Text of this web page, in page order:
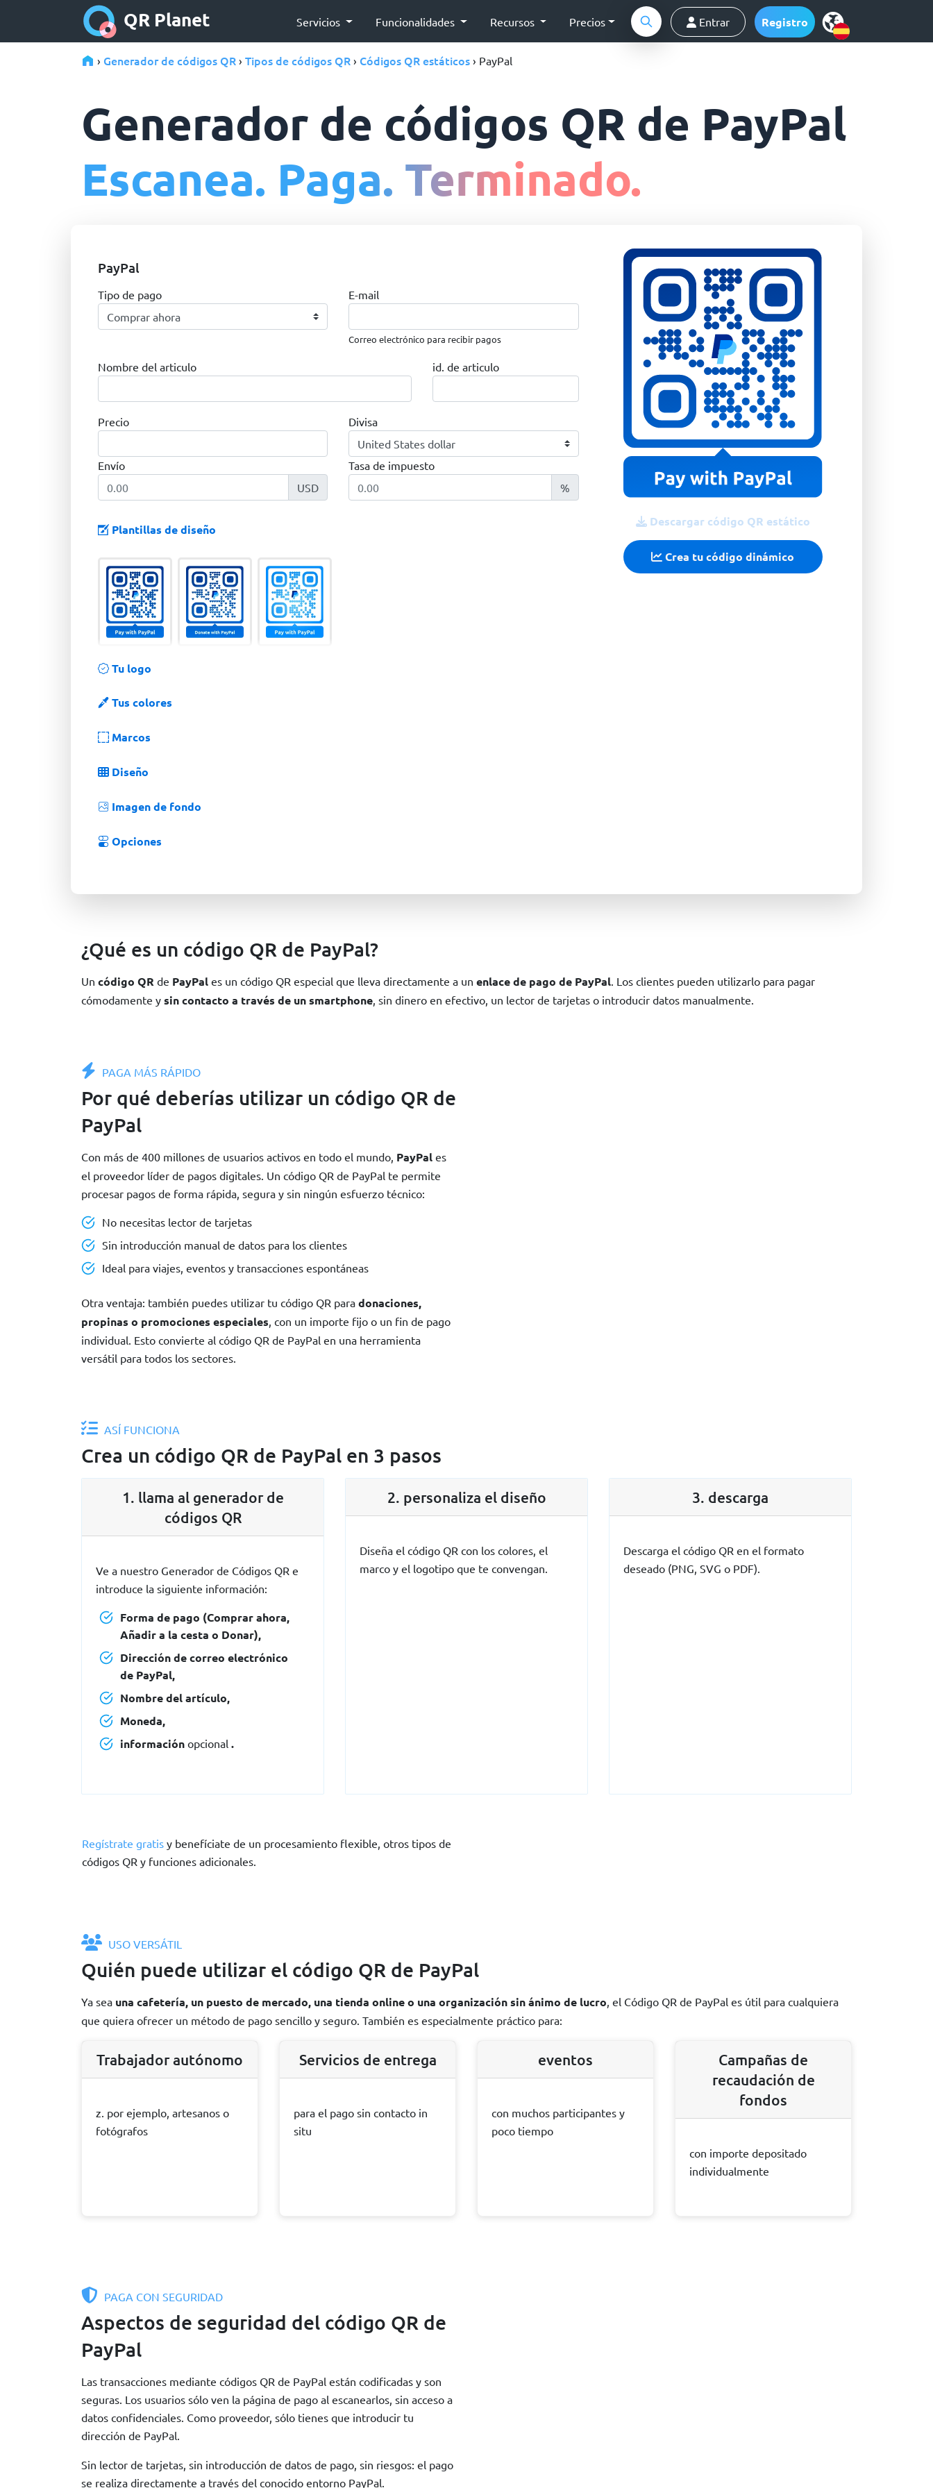
QR Planet Servicios Funcionalidades Recursos Precios Entrar Registro
› Generador de códigos QR › Tipos de códigos QR › Códigos QR estáticos › PayPal
Generador de códigos QR de PayPal
Escanea. Paga. Terminado.
Descargar código QR estático
Crea tu código dinámico
PayPal
Tipo de pago E-mail
Correo electrónico para recibir pagos
Nombre del articulo id. de articulo
Precio Divisa
Envío
USD
Tasa de impuesto
%
Plantillas de diseño
Tu logo
Tus colores
Marcos
Diseño
Imagen de fondo
Opciones
¿Qué es un código QR de PayPal?
Un código QR de PayPal es un código QR especial que lleva directamente a un enlace de pago de PayPal . Los clientes pueden utilizarlo para pagar
cómodamente y sin contacto a través de un smartphone , sin dinero en efectivo, un lector de tarjetas o introducir datos manualmente.
PAGA MÁS RÁPIDO
Por qué deberías utilizar un código QR de
PayPal
Con más de 400 millones de usuarios activos en todo el mundo, PayPal es
el proveedor líder de pagos digitales. Un código QR de PayPal te permite
procesar pagos de forma rápida, segura y sin ningún esfuerzo técnico:
No necesitas lector de tarjetas
Sin introducción manual de datos para los clientes
Ideal para viajes, eventos y transacciones espontáneas
Otra ventaja: también puedes utilizar tu código QR para donaciones,
propinas o promociones especiales , con un importe fijo o un fin de pago
individual. Esto convierte al código QR de PayPal en una herramienta
versátil para todos los sectores.
ASÍ FUNCIONA
Crea un código QR de PayPal en 3 pasos
1. llama al generador de
códigos QR
Ve a nuestro Generador de Códigos QR e
introduce la siguiente información:
Forma de pago (Comprar ahora,
Añadir a la cesta o Donar),
Dirección de correo electrónico
de PayPal,
Nombre del artículo,
Moneda,
información opcional .
2. personaliza el diseño
Diseña el código QR con los colores, el
marco y el logotipo que te convengan.
3. descarga
Descarga el código QR en el formato
deseado (PNG, SVG o PDF).
Regístrate gratis y benefíciate de un procesamiento flexible, otros tipos de
códigos QR y funciones adicionales.
USO VERSÁTIL
Quién puede utilizar el código QR de PayPal
Ya sea una cafetería, un puesto de mercado, una tienda online o una organización sin ánimo de lucro , el Código QR de PayPal es útil para cualquiera
que quiera ofrecer un método de pago sencillo y seguro. También es especialmente práctico para:
Trabajador autónomo
z. por ejemplo, artesanos o
fotógrafos
Servicios de entrega
para el pago sin contacto in
situ
eventos
con muchos participantes y
poco tiempo
Campañas de
recaudación de
fondos
con importe depositado
individualmente
PAGA CON SEGURIDAD
Aspectos de seguridad del código QR de
PayPal
Las transacciones mediante códigos QR de PayPal están codificadas y son
seguras. Los usuarios sólo ven la página de pago al escanearlos, sin acceso a
datos confidenciales. Como proveedor, sólo tienes que introducir tu
dirección de PayPal.
Sin lector de tarjetas, sin introducción de datos de pago, sin riesgos: el pago
se realiza directamente a través del conocido entorno PayPal.